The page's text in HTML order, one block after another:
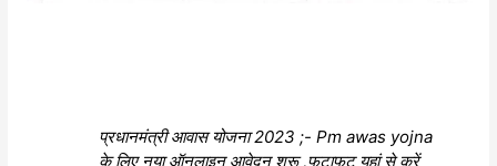
प्रधानमंत्री आवास योजना 2023 ;- Pm awas yojna
के लिए नया ऑनलाइन आवेदन शुरू ,फटाफट यहां से करें